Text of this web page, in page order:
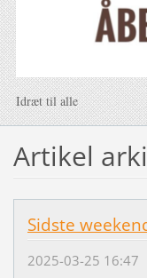
Idræt til alle
Artikel
Sidste
2025-03-25 16:47